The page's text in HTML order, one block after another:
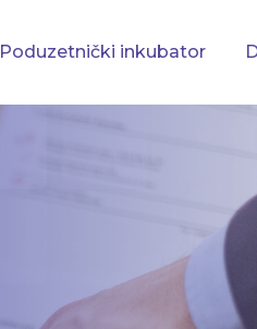
Poduzetnički inkubator